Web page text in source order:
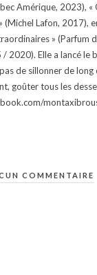
Amérique, 2023),
Lafon, 2017),
» (Parfum
2020). Elle a lancé
de sillonner de
goûter tous les
COMMENTAIRE